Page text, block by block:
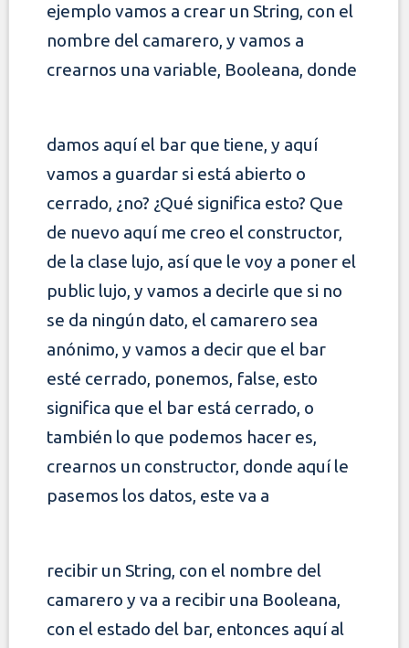
ejemplo vamos a crear un String, con el
nombre del camarero, y vamos a
crearnos una variable, Booleana, donde
damos aquí el bar que tiene, y aquí
vamos a guardar si está abierto o
cerrado, ¿no? ¿Qué significa esto? Que
de nuevo aquí me creo el constructor,
de la clase lujo, así que le voy a poner el
public lujo, y vamos a decirle que si no
se da ningún dato, el camarero sea
anónimo, y vamos a decir que el bar
esté cerrado, ponemos, false, esto
significa que el bar está cerrado, o
también lo que podemos hacer es,
crearnos un constructor, donde aquí le
pasemos los datos, este va a
recibir un String, con el nombre del
camarero y va a recibir una Booleana,
con el estado del bar, entonces aquí al